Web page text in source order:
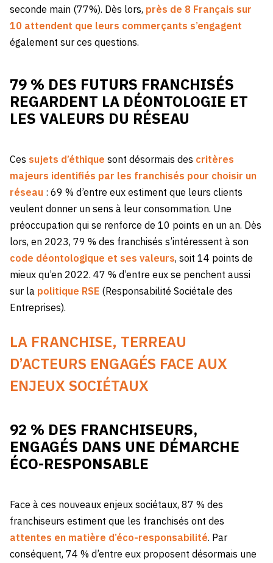
seconde main (77%). Dès lors, près de 8 Français sur
10 attendent que leurs commerçants s’engagent
également sur ces questions.
79 % DES FUTURS FRANCHISÉS
REGARDENT LA DÉONTOLOGIE ET
LES VALEURS DU RÉSEAU
Ces sujets d’éthique sont désormais des critères
majeurs identifiés par les franchisés pour choisir un
réseau : 69 % d’entre eux estiment que leurs clients
veulent donner un sens à leur consommation. Une
préoccupation qui se renforce de 10 points en un an. Dès
lors, en 2023, 79 % des franchisés s’intéressent à son
code déontologique et ses valeurs, soit 14 points de
mieux qu’en 2022. 47 % d’entre eux se penchent aussi
sur la politique RSE (Responsabilité Sociétale des
Entreprises).
LA FRANCHISE, TERREAU
D’ACTEURS ENGAGÉS FACE AUX
ENJEUX SOCIÉTAUX
92 % DES FRANCHISEURS,
ENGAGÉS DANS UNE DÉMARCHE
ÉCO-RESPONSABLE
Face à ces nouveaux enjeux sociétaux, 87 % des
franchiseurs estiment que les franchisés ont des
attentes en matière d’éco-responsabilité. Par
conséquent, 74 % d’entre eux proposent désormais une